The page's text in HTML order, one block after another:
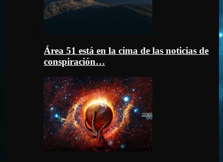
Área 51 está en la cima de las noticias de
conspiración…